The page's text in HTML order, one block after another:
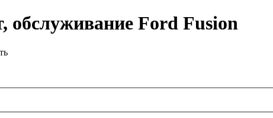
обслуживание Ford Fusion